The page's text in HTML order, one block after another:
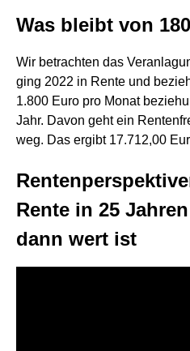
Was bleibt von
Wir betrachten das
ging 2022 in Rente und
1.800 Euro pro Monat
Jahr. Davon geht ein
weg. Das ergibt 17.712,00
Rente in 25
dann wert ist